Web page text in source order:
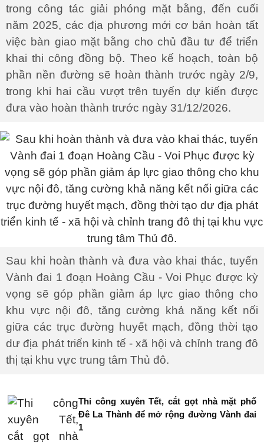
trong công tác giải phóng mặt bằng, đến cuối
năm 2025, các địa phương mới cơ bản hoàn tất
việc bàn giao mặt bằng cho chủ đầu tư để triển
khai thi công đồng bộ. Theo kế hoạch, toàn bộ
phần nền đường sẽ hoàn thành trước ngày 2/9,
trong khi hai cầu vượt trên tuyến dự kiến được
đưa vào hoàn thành trước ngày 31/12/2026.
Sau khi hoàn thành và đưa vào khai thác, tuyến
Vành đai 1 đoạn Hoàng Cầu - Voi Phục được kỳ
vọng sẽ góp phần giảm áp lực giao thông cho
khu vực nội đô, tăng cường khả năng kết nối
giữa các trục đường huyết mạch, đồng thời tạo
dư địa phát triển kinh tế - xã hội và chỉnh trang đô
thị tại khu vực trung tâm Thủ đô.
Thi công xuyên Tết, cắt gọt nhà mặt phố
Đê La Thành để mở rộng đường Vành đai
1